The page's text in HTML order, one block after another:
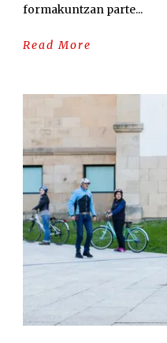
formakuntzan parte...
Read More